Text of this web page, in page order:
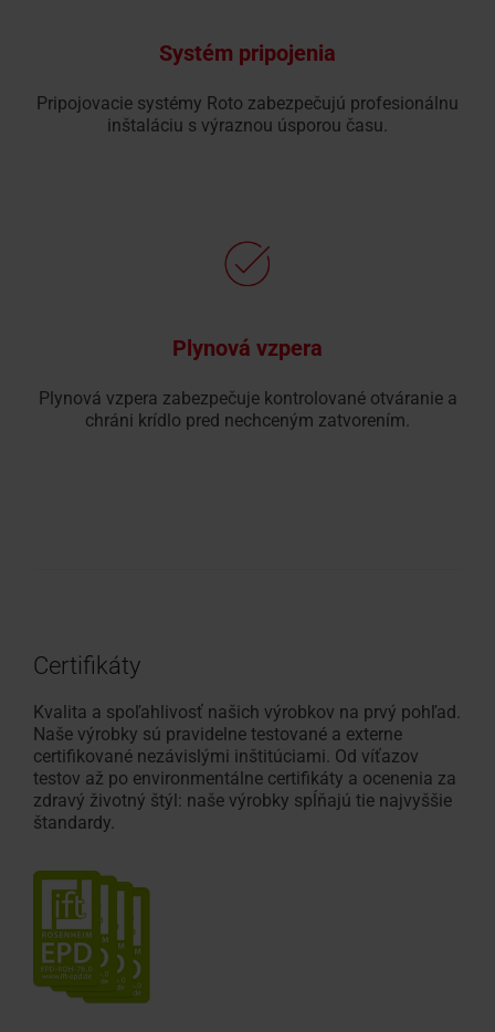
Systém pripojenia
Pripojovacie systémy Roto zabezpečujú profesionálnu
inštaláciu s výraznou úsporou času.
Plynová vzpera
Plynová vzpera zabezpečuje kontrolované otváranie a
chráni krídlo pred nechceným zatvorením.
Certifikáty
Kvalita a spoľahlivosť našich výrobkov na prvý pohľad.
Naše výrobky sú pravidelne testované a externe
certifikované nezávislými inštitúciami. Od víťazov
testov až po environmentálne certifikáty a ocenenia za
zdravý životný štýl: naše výrobky spĺňajú tie najvyššie
štandardy.